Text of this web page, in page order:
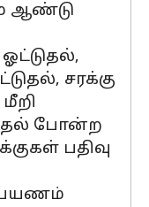
ஆண்டு
சரக்கு
போன்ற
பதிவு